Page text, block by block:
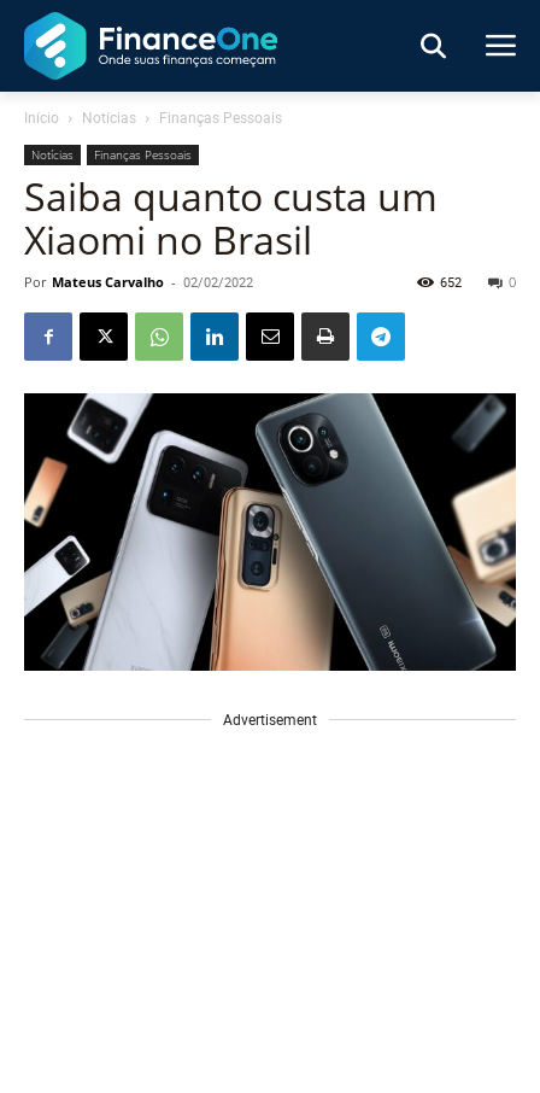
Início Notícias Finanças Pessoais
Notícias Finanças Pessoais
Saiba quanto custa um
Xiaomi no Brasil
Por Mateus Carvalho - 02/02/2022 0
652
Advertisement